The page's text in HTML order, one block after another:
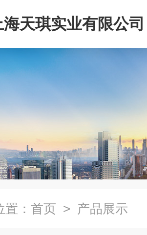
海天琪实业有限公司
： 首页 > 产品展示